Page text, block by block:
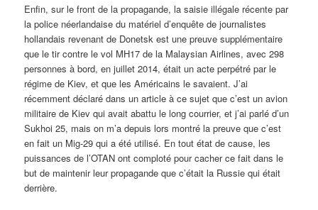
Enfin, sur le front de la propagande, la saisie illégale récente par
la police néerlandaise du matériel d’enquête de journalistes
hollandais revenant de Donetsk est une preuve supplémentaire
que le tir contre le vol MH17 de la Malaysian Airlines, avec 298
personnes à bord, en juillet 2014, était un acte perpétré par le
régime de Kiev, et que les Américains le savaient. J’ai
récemment déclaré dans un article à ce sujet que c’est un avion
militaire de Kiev qui avait abattu le long courrier, et j’ai parlé d’un
Sukhoi 25, mais on m’a depuis lors montré la preuve que c’est
en fait un Mig-29 qui a été utilisé. En tout état de cause, les
puissances de l’OTAN ont comploté pour cacher ce fait dans le
but de maintenir leur propagande que c’était la Russie qui était
derrière.